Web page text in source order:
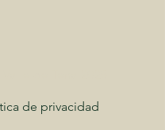
de privacidad